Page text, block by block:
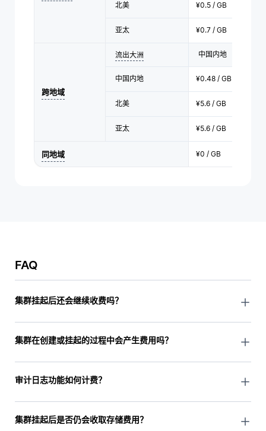
北美 ¥0.5 / GB
亚太 ¥0.7 / GB
跨地域
流出大洲 中国内地
中国内地 ¥0.48 / GB
北美 ¥5.6 / GB
亚太 ¥5.6 / GB
同地域 ¥0 / GB
FAQ
集群挂起后还会继续收费吗？
集群挂起后将暂停收取向量数据库费用，但会继续产生存储
费用。
集群在创建或挂起的过程中会产生费用吗？
创建中、挂起中、恢复运行中、已挂起状态下，不收取向量
数据库费用。但存储费用仍会产生。
审计日志功能如何计费？
详情请参考审计日志费用。
集群挂起后是否仍会收取存储费用？